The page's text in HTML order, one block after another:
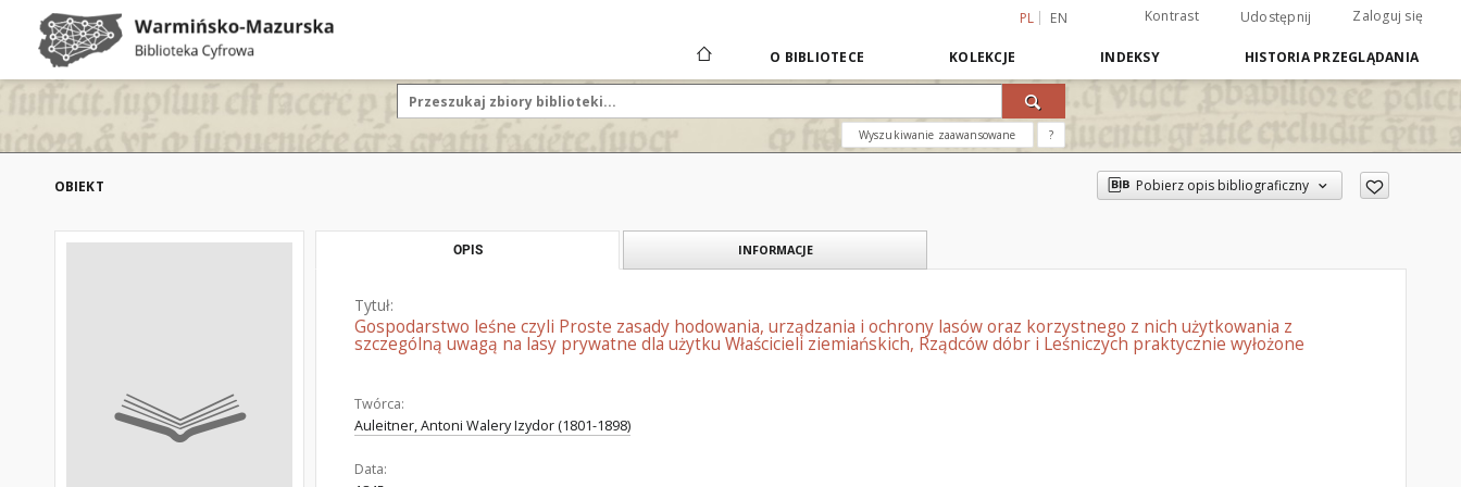
PL EN Kontrast Udostępnij Zaloguj się
O BIBLIOTECE KOLEKCJE INDEKSY HISTORIA PRZEGLĄDANIA
Wyszukiwanie zaawansowane ?
OBIEKT Pobierz opis bibliograficzny
OPIS INFORMACJE
Tytuł:
Gospodarstwo leśne czyli Proste zasady hodowania, urządzania i ochrony lasów oraz korzystnego z nich użytkowania z
szczególną uwagą na lasy prywatne dla użytku Właścicieli ziemiańskich, Rządców dóbr i Leśniczych praktycznie wyłożone
Twórca:
Auleitner, Antoni Walery Izydor (1801-1898)
Data: